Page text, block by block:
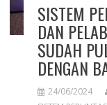
SISTEM
DAN
SUDAH
DENGAN
24/06/2024